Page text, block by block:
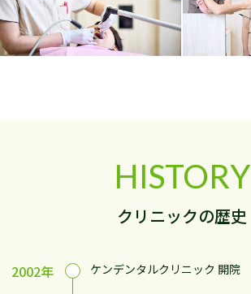
HISTORY
クリニックの歴史
2002年 ケンデンタルクリニック 開院